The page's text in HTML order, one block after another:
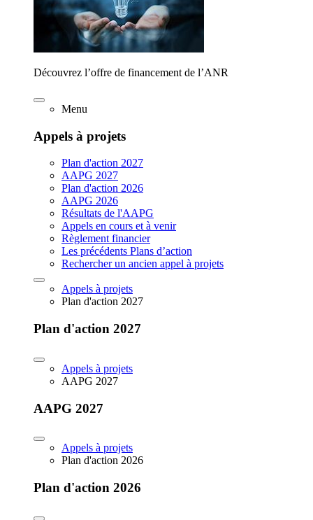
Découvrez l’offre de financement de l’ANR
Menu
Appels à projets
Plan d'action 2027
AAPG 2027
Plan d'action 2026
AAPG 2026
Résultats de l'AAPG
Appels en cours et à venir
Règlement financier
Les précédents Plans d’action
Rechercher un ancien appel à projets
Appels à projets
Plan d'action 2027
Plan d'action 2027
Appels à projets
AAPG 2027
AAPG 2027
Appels à projets
Plan d'action 2026
Plan d'action 2026